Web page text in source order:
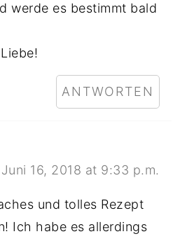
werde es bestimmt bald
ANTWORTEN
Juni 16, 2018 at 9:33 p.m.
und tolles Rezept
Ich habe es allerdings